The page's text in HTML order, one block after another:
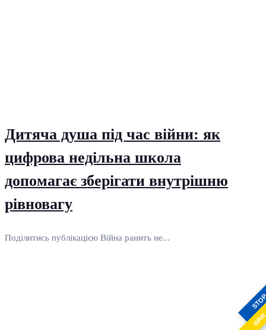
Дитяча душа під час війни: як
цифрова недільна школа
допомагає зберігати внутрішню
рівновагу
Поділитись публікацією Війна ранить не...